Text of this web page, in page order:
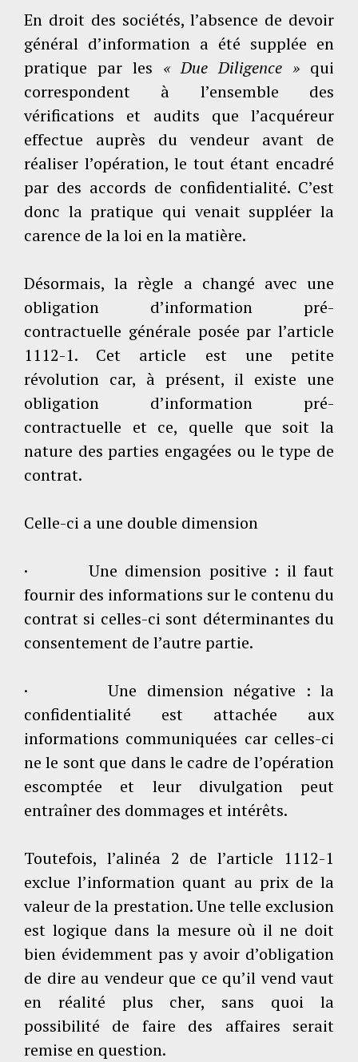
En droit des sociétés, l’absence de devoir
général d’information a été supplée en
pratique par les « Due Diligence » qui
correspondent à l’ensemble des
vérifications et audits que l’acquéreur
effectue auprès du vendeur avant de
réaliser l’opération, le tout étant encadré
par des accords de confidentialité. C’est
donc la pratique qui venait suppléer la
carence de la loi en la matière.
Désormais, la règle a changé avec une
obligation d’information pré-
contractuelle générale posée par l’article
1112-1. Cet article est une petite
révolution car, à présent, il existe une
obligation d’information pré-
contractuelle et ce, quelle que soit la
nature des parties engagées ou le type de
contrat.
Celle-ci a une double dimension
· Une dimension positive : il faut
fournir des informations sur le contenu du
contrat si celles-ci sont déterminantes du
consentement de l’autre partie.
· Une dimension négative : la
confidentialité est attachée aux
informations communiquées car celles-ci
ne le sont que dans le cadre de l’opération
escomptée et leur divulgation peut
entraîner des dommages et intérêts.
Toutefois, l’alinéa 2 de l’article 1112-1
exclue l’information quant au prix de la
valeur de la prestation. Une telle exclusion
est logique dans la mesure où il ne doit
bien évidemment pas y avoir d’obligation
de dire au vendeur que ce qu’il vend vaut
en réalité plus cher, sans quoi la
possibilité de faire des affaires serait
remise en question.